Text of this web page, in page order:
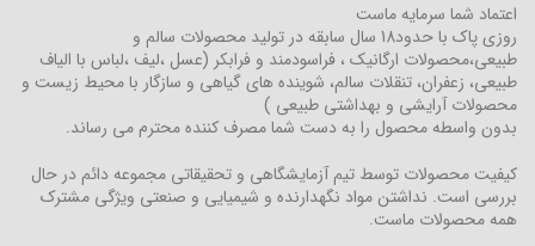
اعتماد شما سرمایه ماست
روزی پاک با حدود18 سال سابقه در تولید محصولات سالم و
طبیعی،محصولات ارگانیک ، فراسودمند و فرابکر (عسل ،لیف ،لباس با الیاف
طبیعی، زعفران، تنقلات سالم، شوینده های گیاهی و سازگار با محیط زیست و
محصولات آرایشی و بهداشتی طبیعی )
بدون واسطه محصول را به دست شما مصرف کننده محترم می رساند.
کیفیت محصولات توسط تیم آزمایشگاهی و تحقیقاتی مجموعه دائم در حال
بررسی است. نداشتن مواد نگهدارنده و شیمیایی و صنعتی ویژگی مشترک
همه محصولات ماست.